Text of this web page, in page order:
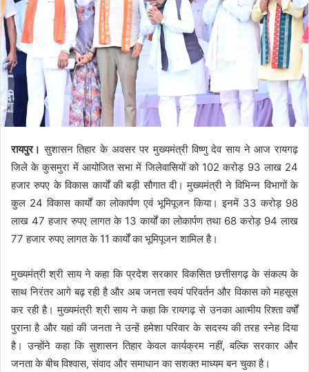
रायपुर। सुशासन तिहार के अवसर पर मुख्यमंत्री विष्णु देव साय ने आज रायगढ़
जिले के कुसमुरा में आयोजित सभा में जिलेवासियों को 102 करोड़ 93 लाख 24
हजार रुपए के विकास कार्यों की बड़ी सौगात दी। मुख्यमंत्री ने विभिन्न विभागों के
कुल 24 विकास कार्यों का लोकार्पण एवं भूमिपूजन किया। इनमें 33 करोड़ 98
लाख 47 हजार रुपए लागत के 13 कार्यों का लोकार्पण तथा 68 करोड़ 94 लाख
77 हजार रुपए लागत के 11 कार्यों का भूमिपूजन शामिल है।
मुख्यमंत्री श्री साय ने कहा कि प्रदेश सरकार विकसित छत्तीसगढ़ के संकल्प के
साथ निरंतर आगे बढ़ रही है और अब जनता स्वयं परिवर्तन और विकास को महसूस
कर रही है। मुख्यमंत्री श्री साय ने कहा कि रायगढ़ से उनका आत्मीय रिश्ता वर्षों
पुराना है और यहां की जनता ने उन्हें हमेशा परिवार के सदस्य की तरह स्नेह दिया
है। उन्होंने कहा कि सुशासन तिहार केवल कार्यक्रम नहीं, बल्कि सरकार और
जनता के बीच विश्वास, संवाद और समाधान का सशक्त माध्यम बन चुका है।